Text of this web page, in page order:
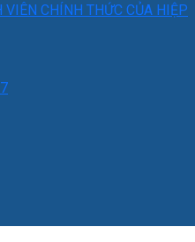
CHÍNH THỨC CỦA HIỆP